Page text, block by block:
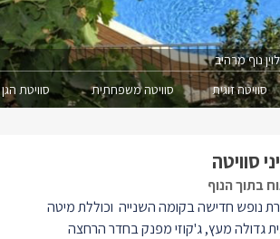
נוף מרהיב
סוויטה זוגית סוויטה משפחתית סוויטת הגן
סוויטה
בתוך הנוף
נופש חדישה בקומה השנייה וכוללת מיטה
גדולה מעץ, ג'קוזי מפנק בחדר הרחצה